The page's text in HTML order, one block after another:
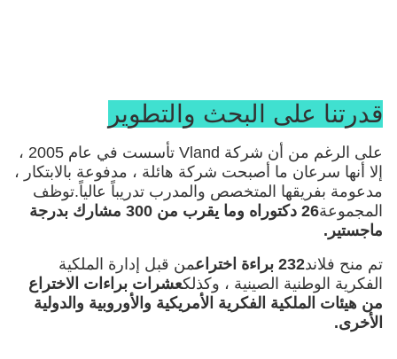
قدرتنا على البحث والتطوير
على الرغم من أن شركة Vland تأسست في عام 2005 ،
إلا أنها سرعان ما أصبحت شركة هائلة ، مدفوعة بالابتكار ،
مدعومة بفريقها المتخصص والمدرب تدريباً عالياً.توظف
المجموعة
26 دكتوراه وما يقرب من 300 مشارك بدرجة
ماجستير.
تم منح فلاند232 براءة اختراع
من قبل إدارة الملكية
الفكرية الوطنية الصينية ، وكذلكعشرات براءات الاختراع
من هيئات الملكية الفكرية الأمريكية والأوروبية والدولية
الأخرى.